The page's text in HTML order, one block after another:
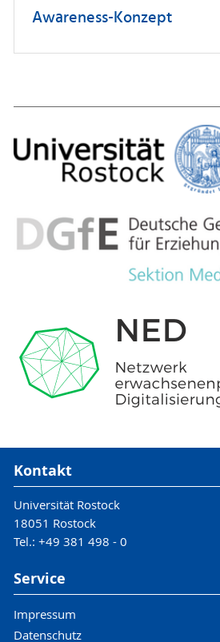
Awareness-Konzept
Kontakt
Universität Rostock
18051 Rostock
Tel.: +49 381 498 - 0
Service
Impressum
Datenschutz